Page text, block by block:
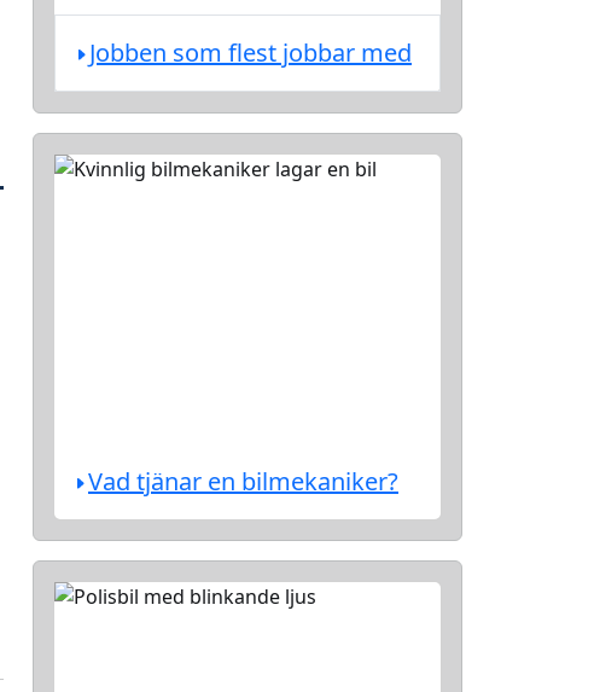
Jobben som flest jobbar med
Vad tjänar en bilmekaniker?